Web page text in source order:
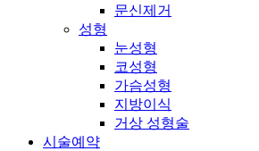
문신제거
성형
눈성형
코성형
가슴성형
지방이식
거상 성형술
시술예약